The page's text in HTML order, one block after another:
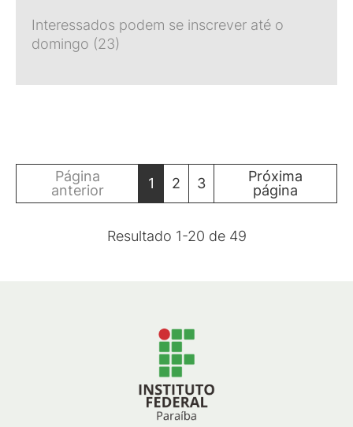
Interessados podem se inscrever até o
domingo (23)
Página
anterior
1 2 3
Próxima
página
Resultado 1-20 de 49